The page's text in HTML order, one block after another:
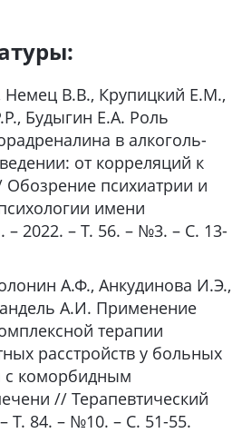
Немец В.В., Крупицкий Е.М.,
Будыгин Е.А. Роль
в алкоголь-
от корреляций к
психиатрии и
имени
– 2022. – Т. 56. – №3. – С. 13-
А.Ф., Анкудинова И.Э.,
А.И. Применение
терапии
расстройств у больных
с коморбидным
// Терапевтический
Т. 84. – №10. – С. 51-55.